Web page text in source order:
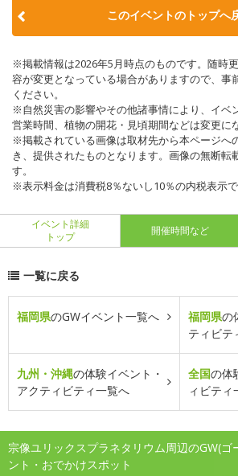
このイベントのトップへ
※掲載情報は2026年5月時点のものです。随時
容が変更となっている場合がありますので、事
ください。
※自然災害の影響やその他諸事情により、イベ
営業時間、植物の開花・見頃期間などは変更に
※掲載されている画像は取材先から本ページへ
き、提供されたものとなります。画像の無断転
す。
※表示料金は消費税8％ないし10％の内税表示で
イベント詳細
トップ
開催時間など
一覧に戻る
福岡県のGWイベント一覧へ 福岡県の
ティビテ
九州・沖縄の体験イベント・
アクティビティ一覧へ
全国の体
ィビティ
宗像ユリックスプラネタリウム周辺のGW(
ント・おでかけスポット